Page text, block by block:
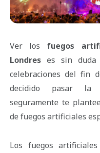
Ver los fuegos
Londres es sin duda
celebraciones del fin
decidido pasar la
seguramente te
de fuegos artificiales
Los fuegos